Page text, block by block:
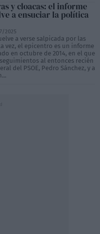
y cloacas: el informe
a ensuciar la política
2025
a verse salpicada por las
vez, el epicentro es un informe
en octubre de 2014, en el que
al entonces recién
del PSOE, Pedro Sánchez, y a